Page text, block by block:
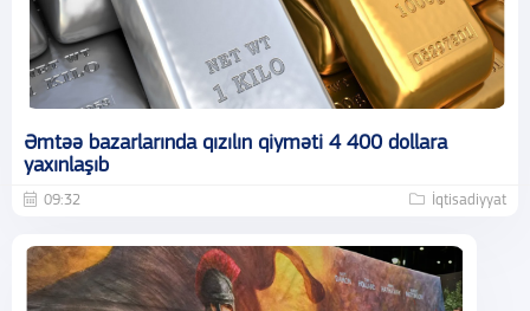
Əmtəə bazarlarında qızılın qiyməti 4 400 dollara
yaxınlaşıb
09:32 İqtisadiyyat